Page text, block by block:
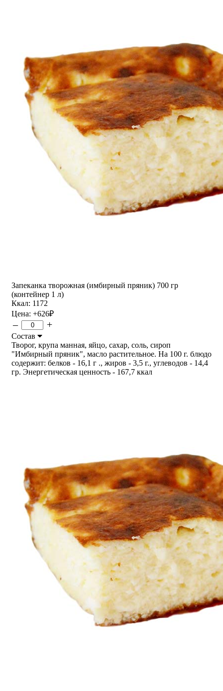
Запеканка творожная (имбирный пряник) 700 гр
(контейнер 1 л)
Ккал: 1172
Цена: +626₽
– +
Состав
Творог, крупа манная, яйцо, сахар, соль, сироп
"Имбирный пряник", масло растительное. На 100 г. блюдо
содержит: белков - 16,1 г ., жиров - 3,5 г., углеводов - 14,4
гр. Энергетическая ценность - 167,7 ккал